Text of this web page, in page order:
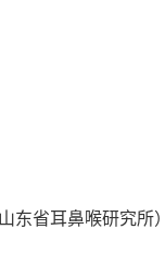
东省耳鼻喉研究所）